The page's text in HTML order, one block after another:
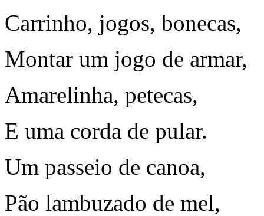
Carrinho, jogos, bonecas,
Montar um jogo de armar,
Amarelinha, petecas,
E uma corda de pular.
Um passeio de canoa,
Pão lambuzado de mel,